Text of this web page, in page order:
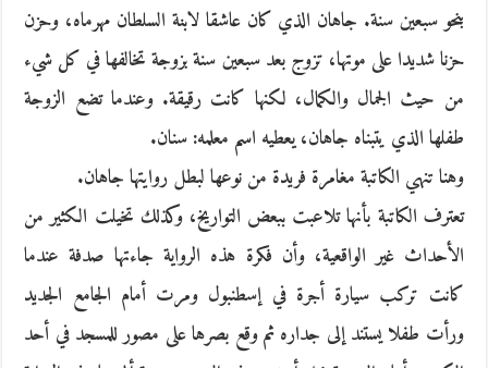
بنحو سبعين سنة. جاهان الذي كان عاشقا لابنة السلطان مهرماه، وحزن
حزنا شديدا على موتها، تزوج بعد سبعين سنة بزوجة تخالفها في كل شيء
من حيث الجمال والكمال، لكنها كانت رقيقة. وعندما تضع الزوجة
طفلها الذي يتبناه جاهان، يعطيه اسم معلمه: سنان.
وهنا تنهي الكاتبة مغامرة فريدة من نوعها لبطل روايتها جاهان.
تعترف الكاتبة بأنها تلاعبت ببعض التواريخ، وكذلك تخيلت الكثير من
الأحداث غير الواقعية، وأن فكرة هذه الرواية جاءتها صدفة عندما
كانت تركب سيارة أجرة في إسطنبول ومرت أمام الجامع الجديد
ورأت طفلا يستند إلى جداره ثم وقع بصرها على مصور للمسجد في أحد